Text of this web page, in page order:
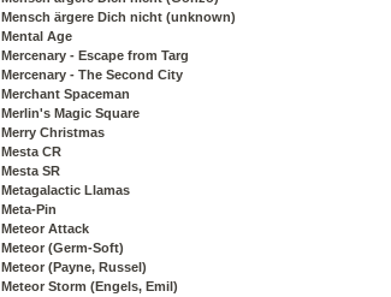
Mensch ärgere Dich nicht (unknown)
Mental Age
Mercenary - Escape from Targ
Mercenary - The Second City
Merchant Spaceman
Merlin's Magic Square
Merry Christmas
Mesta CR
Mesta SR
Metagalactic Llamas
Meta-Pin
Meteor Attack
Meteor (Germ-Soft)
Meteor (Payne, Russel)
Meteor Storm (Engels, Emil)